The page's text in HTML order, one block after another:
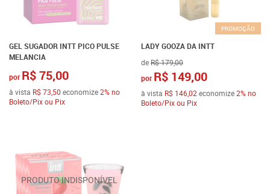
GEL SUGADOR INTT PICO PULSE
MELANCIA
por R$ 75,00
à vista R$ 73,50 economize2%no
Boleto/Pix ou Pix
PROMOÇÃO
LADY GOOZA DA INTT
deR$ 179,00
por R$ 149,00
à vista R$ 146,02 economize2%no
Boleto/Pix ou Pix